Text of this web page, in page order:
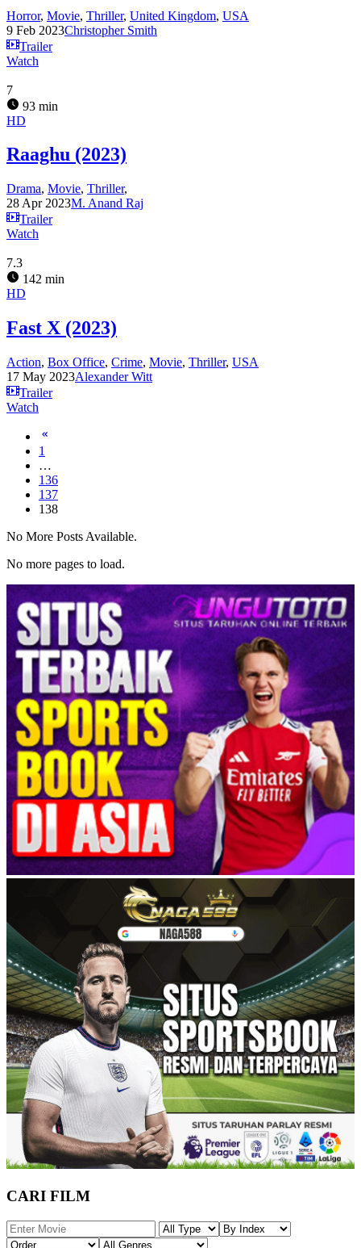
Horror, Movie, Thriller, United Kingdom, USA
9 Feb 2023Christopher Smith
Trailer
Watch
7
93 min
HD
Raaghu (2023)
Drama, Movie, Thriller,
28 Apr 2023M. Anand Raj
Trailer
Watch
7.3
142 min
HD
Fast X (2023)
Action, Box Office, Crime, Movie, Thriller, USA
17 May 2023Alexander Witt
Trailer
Watch
1
…
136
137
138
No More Posts Available.
No more pages to load.
CARI FILM